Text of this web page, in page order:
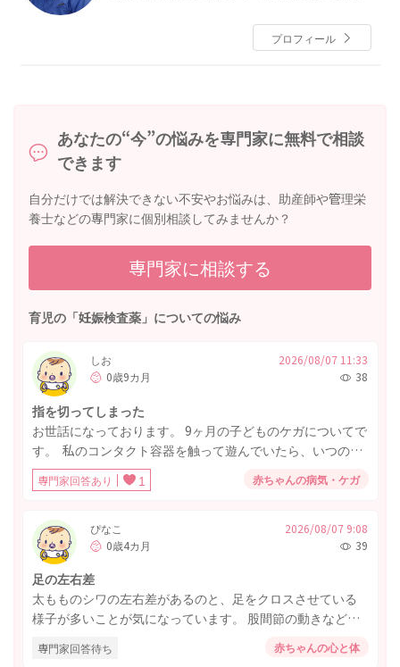
ディースクリニック」院長に就任し現在に至る。
プロフィール
あなたの“今”の悩みを専門家に無料で相談
できます
自分だけでは解決できない不安やお悩みは、助産師や管理栄
養士などの専門家に個別相談してみませんか？
専門家に相談する
育児の「妊娠検査薬」についての悩み
しお
0歳9カ月
2026/08/07 11:33
38
指を切ってしまった
お世話になっております。 9ヶ月の子どものケガについてで
す。 私のコンタクト容器を触って遊んでいたら、いつの間
にか親指の横を切ってしまって出血していました。 気づい
てすぐ止血し20分以内には止まり水で洗い流しました。傷
す。本人は特に変わったことはなく切った時も泣いており
ませんでした。 ただ左手の親指を切ったのですがその指が
いつも指しゃぶりをしている方で、寝る時も指しゃぶりし
たまま寝ています。 特に問題はないでしょうか、、？ 指し
ゃぶりをして傷口が悪化してしまうのではないかと心配に
なりご相談させていただきました。 よろしくお願いいたし
ます。
専門家回答あり 1 赤ちゃんの病気・ケガ
ぴなこ
0歳4カ月
2026/08/07 9:08
39
足の左右差
太もものシワの左右差があるのと、足をクロスさせている
様子が多いことが気になっています。 股間節の動きなどは
ロスさせている足は戻してもすぐクロスしています。 単に
専門家回答待ち 赤ちゃんの心と体